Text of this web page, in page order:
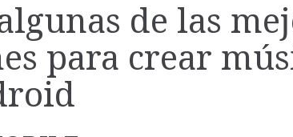
de las
para crear